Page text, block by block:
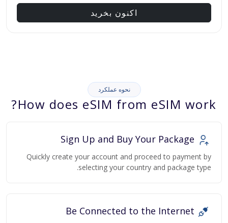
اکنون بخرید
نحوه عملکرد
How does eSIM from eSIM work?
Quickly create your account and proceed to payment by
selecting your country and package type.